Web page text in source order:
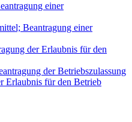
einer
Beantragung einer
der Erlaubnis für den
der Betriebszulassung
Erlaubnis für den Betrieb